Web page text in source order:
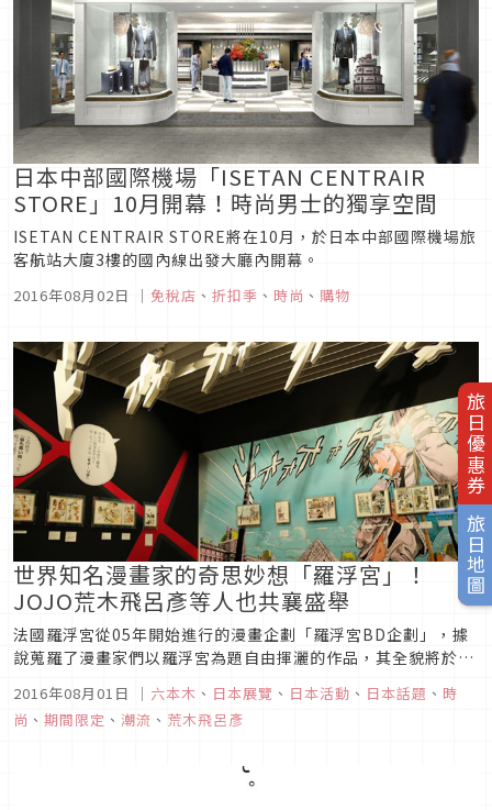
旅日優惠券
旅日地圖
日本中部國際機場「ISETAN CENTRAIR
STORE」10月開幕！時尚男士的獨享空間
ISETAN CENTRAIR STORE將在10月，於日本中部國際機場旅
客航站大廈3樓的國內線出發大廳內開幕。
2016年08月02日 ｜ 免稅店 、 折扣季 、 時尚 、 購物
世界知名漫畫家的奇思妙想「羅浮宮」！
JOJO荒木飛呂彥等人也共襄盛舉
法國羅浮宮從05年開始進行的漫畫企劃「羅浮宮BD企劃」，據
說蒐羅了漫畫家們以羅浮宮為題自由揮灑的作品，其全貌將於日
Crécy和Marc-Antoine Mathieu、以及比利時的Christian
Durieux之外，「JOJO的奇妙...
2016年08月01日 ｜ 六本木 、 日本展覽 、 日本活動 、 日本話題 、 時
尚 、 期間限定 、 潮流 、 荒木飛呂彥